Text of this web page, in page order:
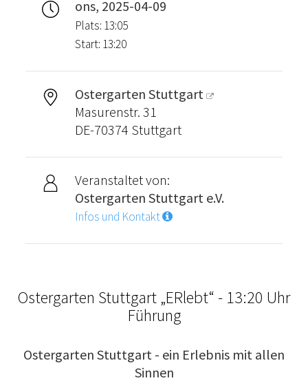
ons, 2025-04-09
Plats: 13:05
Start: 13:20
Ostergarten Stuttgart
Masurenstr. 31
DE-70374 Stuttgart
Veranstaltet von:
Ostergarten Stuttgart e.V.
Infos und Kontakt
Ostergarten Stuttgart „ERlebt“ - 13:20 Uhr
Führung
Ostergarten Stuttgart - ein Erlebnis mit allen
Sinnen